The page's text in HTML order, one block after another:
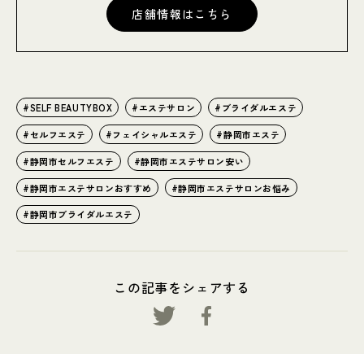
店舗情報はこちら
SELF BEAUTYBOX エステサロン ブライダルエステ
セルフエステ フェイシャルエステ 静岡市エステ
静岡市セルフエステ 静岡市エステサロン安い
静岡市エステサロンおすすめ 静岡市エステサロンお悩み
静岡市ブライダルエステ
この記事をシェアする